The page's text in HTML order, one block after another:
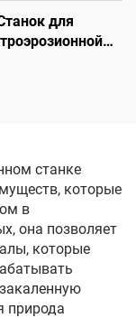
для
станке
которые
в
она позволяет
которые
природа